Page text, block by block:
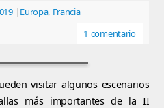
| Europa, Francia
1 comentario
visitar algunos escenarios
más importantes de la II